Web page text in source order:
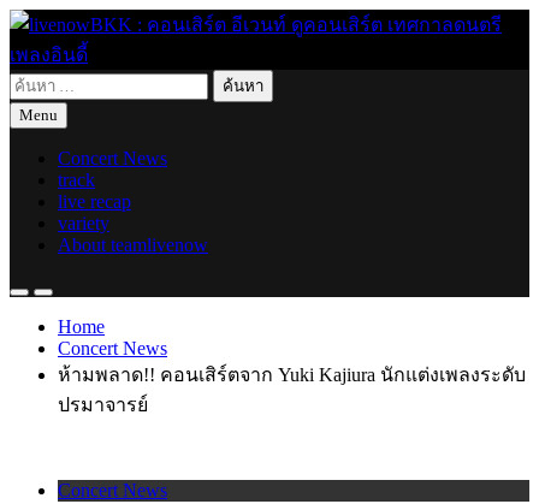
Skip
content
livenowBKK : คอนเสิร์ต อีเวนท์ ดูคอนเสิร์ต เทศกาลดนตรี เพลง
อินดี้
live for today
ค้นหา
สำหรับ:
Menu
Concert News
track
live recap
variety
About teamlivenow
Home
Concert News
ห้ามพลาด!! คอนเสิร์ตจาก Yuki Kajiura นักแต่งเพลงระดับ
ปรมาจารย์
Concert News